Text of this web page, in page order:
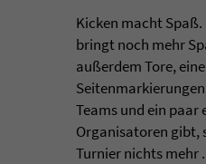
Kicken macht
bringt noch mehr
außerdem Tore,
Teams und ein paar
Organisatoren gibt,
Turnier nichts mehr